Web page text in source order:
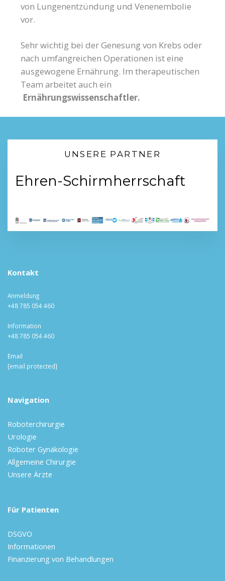
von Lungenentzündung und Venenembolie
vor.
Sehr wichtig bei der Genesung von Krebs oder
nach umfangreichen Operationen ist eine
ausgewogene Ernährung. Im therapeutischen
Team arbeitet auch ein
Ernährungswissenschaftler.
UNSERE PARTNER
Ehren-Schirmherrschaft
Kontakt
Anmeldung
+48 785 054 460
Information
+48 785 054 460
Email
[email protected]
Navigation
Roboterchirurgie
Urologie
Roboter Gynäkologie
Allgemeine Chirurgie
Unsere Ärzte
Für Patienten
DSGVO
Informationen
Finanzierung von Behandlungen